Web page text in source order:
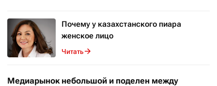
Почему у казахстанского пиара
женское лицо
Читать
Медиарынок небольшой и поделен между